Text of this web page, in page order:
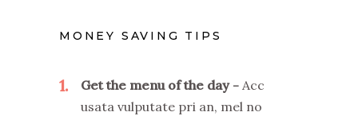
MONEY SAVING TIPS
1 Get the menu of the day
Acc
usata vulputate pri an, mel no